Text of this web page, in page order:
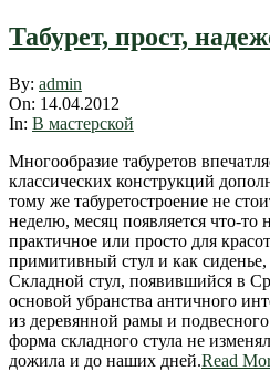
Табурет, прост,
2012-
04-
14
By: admin
On: 14.04.2012
In: В мастерской
Многообразие табуретов
классических конструкций
тому же табуретостроение не
неделю, месяц появляется что-то
практичное или просто для
примитивный стул и как
Складной стул, появившийся в
основой убранства античного
из деревянной рамы и
форма складного стула не
дожила и до наших дней.Read